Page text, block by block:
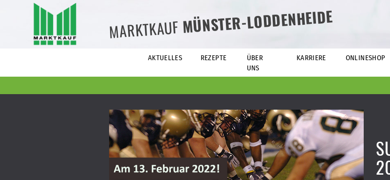
MARKTKAUFMÜNSTER-LODDENHEIDE
AKTUELLES REZEPTE
ÜBER
UNS
KARRIERE ONLINESHOP